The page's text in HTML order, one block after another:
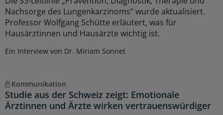
Nachsorge des Lungenkarzinoms“ wurde aktualisiert.
Professor Wolfgang Schütte erläutert, was für
Hausärztinnen und Hausärzte wichtig ist.
Ein Interview von Dr. Miriam Sonnet
Kommunikation
Studie aus der Schweiz zeigt: Emotionale
Ärztinnen und Ärzte wirken vertrauenswürdiger